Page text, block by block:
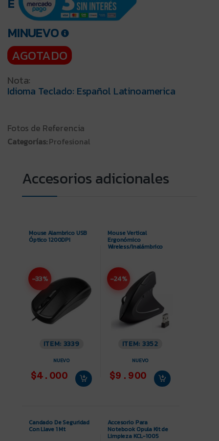
MINUEVO
AGOTADO
Nota:
Idioma Teclado: Español Latinoamerica
Fotos de Referencia
Categorías:Profesional
Mouse Alambrico USB
Óptico 1200DPI
-33%
ITEM: 3339
NUEVO
$4.000
Mouse Vertical
Ergonómico
Wireless/Inalámbrico
-24%
ITEM: 3352
NUEVO
$9.900
Candado De Seguridad
Con Llave 1 Mt
Accesorio Para
Notebook Opula Kit de
Limpieza KCL-1005